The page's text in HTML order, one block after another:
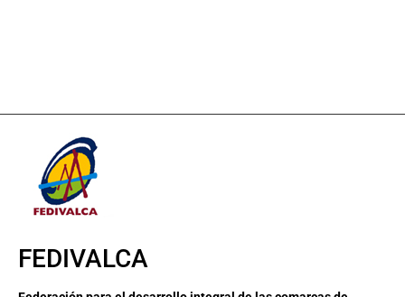
FEDIVALCA